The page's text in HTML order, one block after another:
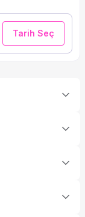
Tarih Seç